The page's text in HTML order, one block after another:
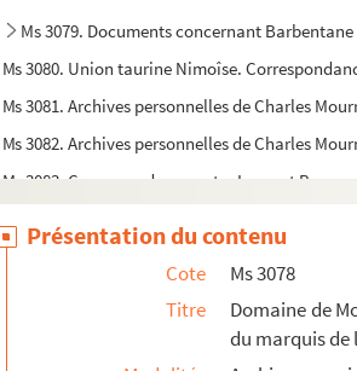
Ms 3079. Documents concernant Barbentane
Ms 3080. Union taurine Nimoîse.
Ms 3081. Archives personnelles de Charles
Ms 3082. Archives personnelles de Charles
Ms 3083. Correspondance entre Laurent
Ms 3129. Registre de billets de nolis. Port d'Arles
Ms 3131. Ateliers du chemin de fer P.L.M d’Arles
Présentation du contenu
Cote
Ms 3078
Titre
Domaine de
du marquis de